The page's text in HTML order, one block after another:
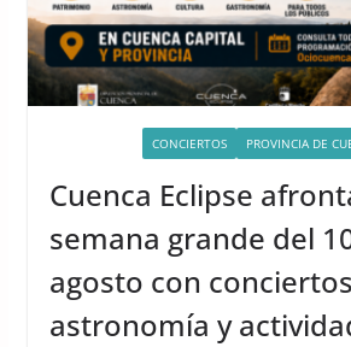
CONCIERTOS PROVINCIA DE
Cuenca Eclipse
semana grande del
agosto con
astronomía y